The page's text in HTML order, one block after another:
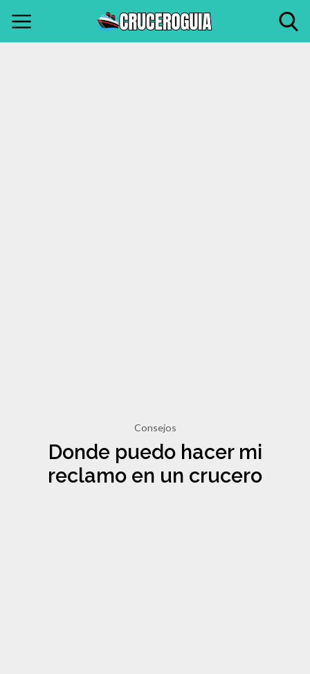
Consejos
Donde puedo hacer mi
reclamo en un crucero